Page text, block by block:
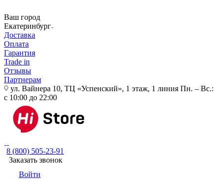
Ваш город
Екатеринбург
Доставка
Оплата
Гарантия
Trade in
Отзывы
Партнерам
ул. Вайнера 10, ТЦ «Успенский», 1 этаж, 1 линия Пн. – Вс.:
с 10:00 до 22:00
8 (800) 505-23-91
Заказать звонок
Войти